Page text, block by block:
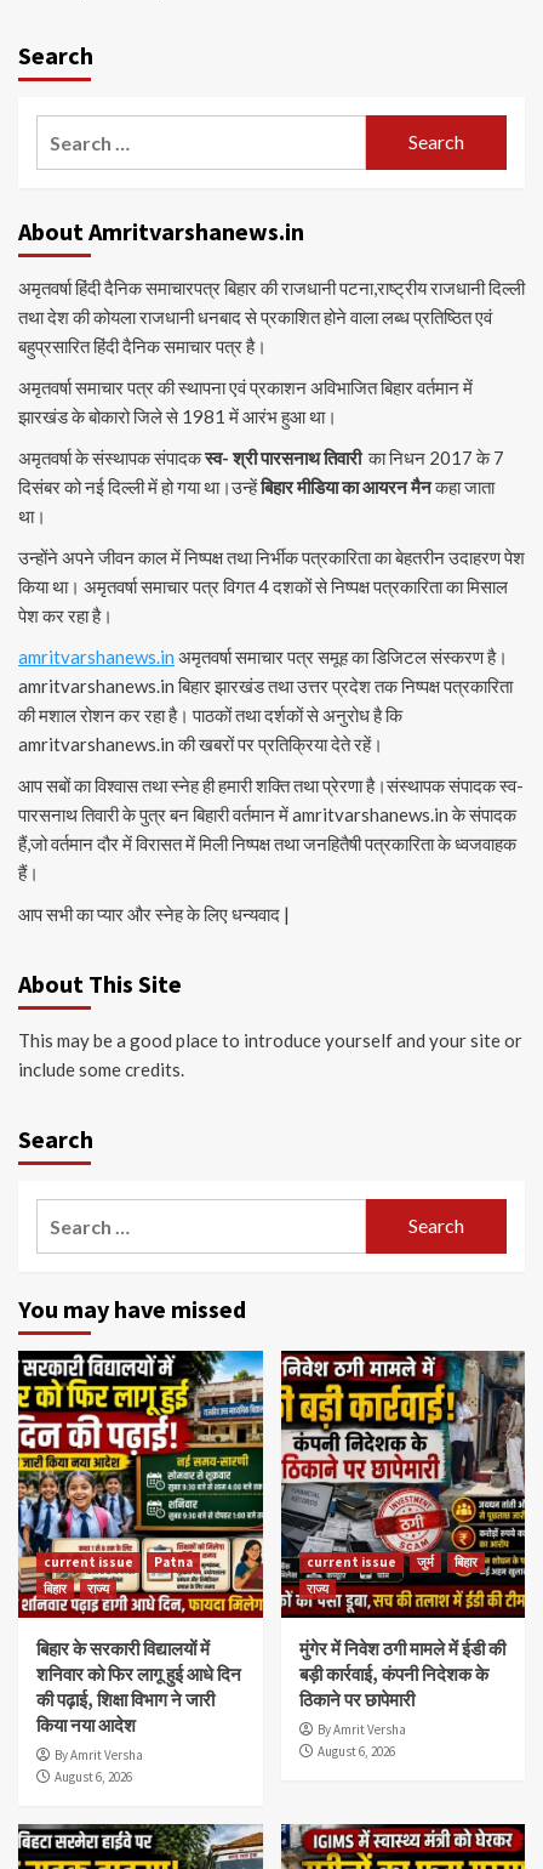
Search
About Amritvarshanews.in
अमृतवर्षा हिंदी दैनिक समाचारपत्र बिहार की राजधानी पटना,राष्ट्रीय राजधानी दिल्ली
तथा देश की कोयला राजधानी धनबाद से प्रकाशित होने वाला लब्ध प्रतिष्ठित एवं
बहुप्रसारित हिंदी दैनिक समाचार पत्र है।
अमृतवर्षा समाचार पत्र की स्थापना एवं प्रकाशन अविभाजित बिहार वर्तमान में
झारखंड के बोकारो जिले से 1981 में आरंभ हुआ था।
अमृतवर्षा के संस्थापक संपादकस्व- श्री पारसनाथ तिवारीका निधन 2017 के 7
दिसंबर को नई दिल्ली में हो गया था।उन्हेंबिहार मीडिया का आयरन मैनकहा जाता
था।
उन्होंने अपने जीवन काल में निष्पक्ष तथा निर्भीक पत्रकारिता का बेहतरीन उदाहरण पेश
किया था। अमृतवर्षा समाचार पत्र विगत 4 दशकों से निष्पक्ष पत्रकारिता का मिसाल
पेश कर रहा है।
amritvarshanews.in अमृतवर्षा समाचार पत्र समूह का डिजिटल संस्करण है।
amritvarshanews.in बिहार झारखंड तथा उत्तर प्रदेश तक निष्पक्ष पत्रकारिता
की मशाल रोशन कर रहा है। पाठकों तथा दर्शकों से अनुरोध है कि
amritvarshanews.in की खबरों पर प्रतिक्रिया देते रहें।
आप सबों का विश्वास तथा स्नेह ही हमारी शक्ति तथा प्रेरणा है।संस्थापक संपादक स्व-
पारसनाथ तिवारी के पुत्र बन बिहारी वर्तमान में amritvarshanews.in के संपादक
हैं,जो वर्तमान दौर में विरासत में मिली निष्पक्ष तथा जनहितैषी पत्रकारिता के ध्वजवाहक
हैं।
आप सभी का प्यार और स्नेह के लिए धन्यवाद |
About This Site
This may be a good place to introduce yourself and your site or
include some credits.
Search
You may have missed
current issue
Patna
बिहार
राज्य
बिहार के सरकारी विद्यालयों में
शनिवार को फिर लागू हुई आधे दिन
की पढ़ाई, शिक्षा विभाग ने जारी
किया नया आदेश
By Amrit Versha
August 6, 2026
current issue जुर्म
बिहार
राज्य
मुंगेर में निवेश ठगी मामले में ईडी की
बड़ी कार्रवाई, कंपनी निदेशक के
ठिकाने पर छापेमारी
By Amrit Versha
August 6, 2026